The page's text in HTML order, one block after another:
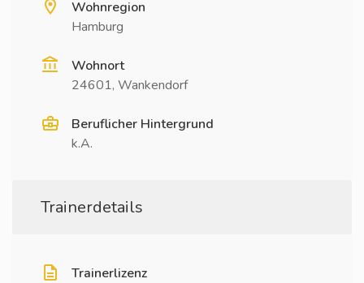
Wohnregion
Hamburg
Wohnort
24601, Wankendorf
Beruflicher Hintergrund
k.A.
Trainerdetails
Trainerlizenz